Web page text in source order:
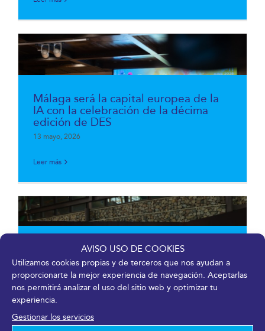
AVISO USO DE COOKIES
Utilizamos cookies propias y de terceros que nos ayudan a
proporcionarte la mejor experiencia de navegación. Aceptarlas
nos permitirá analizar el uso del sitio web y optimizar tu
experiencia.
Gestionar los servicios
Málaga será la capital europea de la
IA con la celebración de la décima
edición de DES
13 mayo, 2026
Leer más
Abiertas las inscripciones para el II
Ideatón de CM Málaga, orientado a
impulsar soluciones innovadoras para
la digitalización cultural
8 mayo, 2026
Leer más